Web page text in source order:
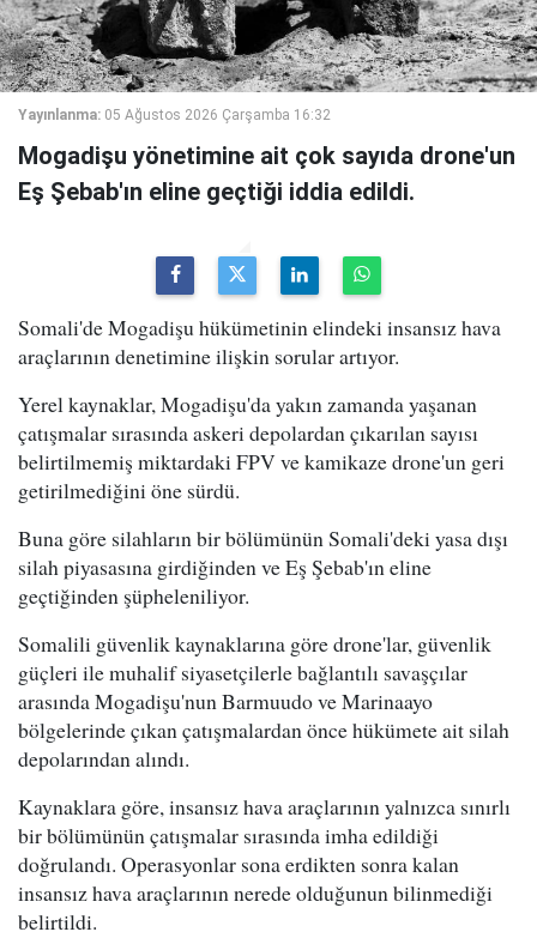
Yayınlanma: 05 Ağustos 2026 Çarşamba 16:32
Mogadişu yönetimine ait çok sayıda drone'un
Eş Şebab'ın eline geçtiği iddia edildi.
Somali'de Mogadişu hükümetinin elindeki insansız hava
araçlarının denetimine ilişkin sorular artıyor.
Yerel kaynaklar, Mogadişu'da yakın zamanda yaşanan
çatışmalar sırasında askeri depolardan çıkarılan sayısı
belirtilmemiş miktardaki FPV ve kamikaze drone'un geri
getirilmediğini öne sürdü.
Buna göre silahların bir bölümünün Somali'deki yasa dışı
silah piyasasına girdiğinden ve Eş Şebab'ın eline
geçtiğinden şüpheleniliyor.
Somalili güvenlik kaynaklarına göre drone'lar, güvenlik
güçleri ile muhalif siyasetçilerle bağlantılı savaşçılar
arasında Mogadişu'nun Barmuudo ve Marinaayo
bölgelerinde çıkan çatışmalardan önce hükümete ait silah
depolarından alındı.
Kaynaklara göre, insansız hava araçlarının yalnızca sınırlı
bir bölümünün çatışmalar sırasında imha edildiği
doğrulandı. Operasyonlar sona erdikten sonra kalan
insansız hava araçlarının nerede olduğunun bilinmediği
belirtildi.